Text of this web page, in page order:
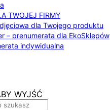
TWOJEJ FIRMY
dla Twojego produktu
– prenumerata dla EkoSklepów
indywidualna
WYJŚĆ